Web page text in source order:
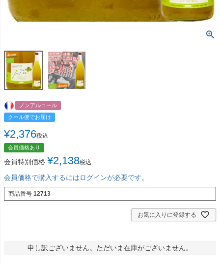
ノンアルコール
クール便でお届け
¥2,376税込
会員価格あり
会員特別価格 ¥2,138税込
会員価格で購入するにはログインが必要です。
商品番号 12713
お気に入りに登録する
申し訳ございません。ただいま在庫がございません。